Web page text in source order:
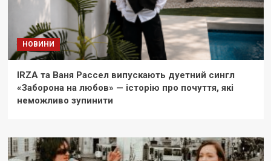
НОВИНИ
IRZA та Ваня Рассел випускають дуетний сингл
«Заборона на любов» — історію про почуття, які
неможливо зупинити